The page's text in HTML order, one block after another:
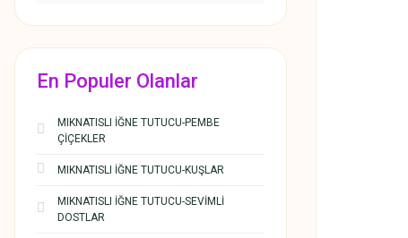
En Populer Olanlar
MIKNATISLI İĞNE TUTUCU-PEMBE
ÇİÇEKLER
MIKNATISLI İĞNE TUTUCU-KUŞLAR
MIKNATISLI İĞNE TUTUCU-SEVİMLİ
DOSTLAR